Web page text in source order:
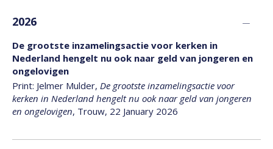
2026
De grootste inzamelingsactie voor kerken in
Nederland hengelt nu ook naar geld van jongeren en
ongelovigen
Print: Jelmer Mulder, De grootste inzamelingsactie voor
kerken in Nederland hengelt nu ook naar geld van jongeren
en ongelovigen, Trouw, 22 January 2026